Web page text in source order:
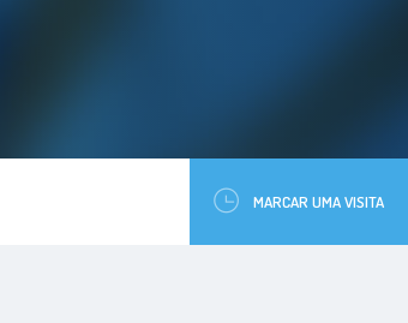
MARCAR UMA VISITA